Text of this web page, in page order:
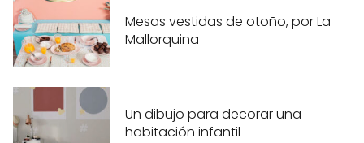
Mesas vestidas de otoño, por La
Mallorquina
Un dibujo para decorar una
habitación infantil